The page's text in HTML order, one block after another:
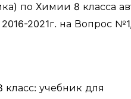
по Химии 8 класса
2021г. на Вопрос №1,
класс: учебник для